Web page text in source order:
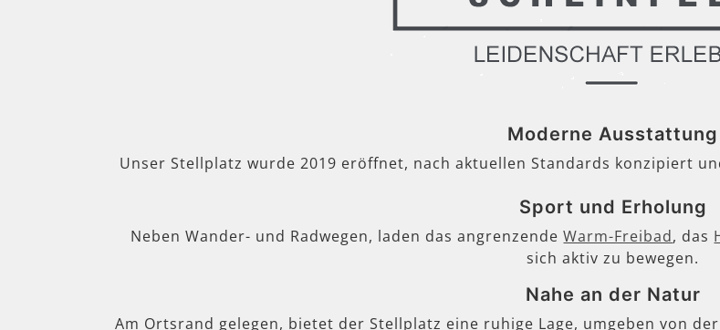
Moderne Ausstattung
Unser Stellplatz wurde 2019 eröffnet, nach aktuellen Standards konzipiert
Sport und Erholung
Neben Wander- und Radwegen, laden das angrenzendeWarm-Freibad, das
sich aktiv zu bewegen.
Nahe an der Natur
Am Ortsrand gelegen, bietet der Stellplatz eine ruhige Lage, umgeben von